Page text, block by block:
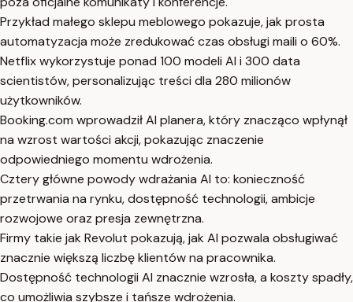
Przykład małego sklepu meblowego pokazuje, jak prosta
automatyzacja może zredukować czas obsługi maili o 60%.
Netflix wykorzystuje ponad 100 modeli AI i 300 data
scientistów, personalizując treści dla 280 milionów
użytkowników.
Booking.com wprowadził AI planera, który znacząco wpłynął
na wzrost wartości akcji, pokazując znaczenie
odpowiedniego momentu wdrożenia.
Cztery główne powody wdrażania AI to: konieczność
przetrwania na rynku, dostępność technologii, ambicje
rozwojowe oraz presja zewnętrzna.
Firmy takie jak Revolut pokazują, jak AI pozwala obsługiwać
znacznie większą liczbę klientów na pracownika.
Dostępność technologii AI znacznie wzrosła, a koszty spadły,
co umożliwia szybsze i tańsze wdrożenia.